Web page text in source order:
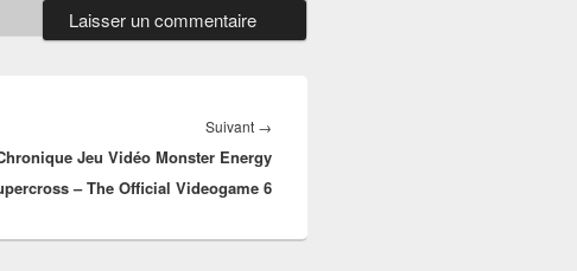
Suivant →
suivant :
Jeu Vidéo Monster Energy
– The Official Videogame 6